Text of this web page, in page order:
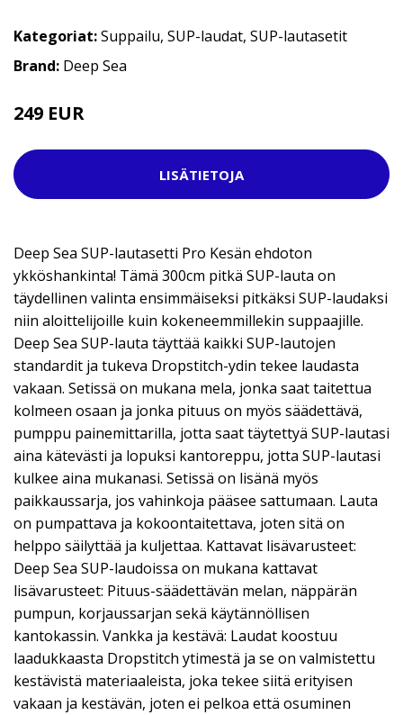
Kategoriat:Suppailu, SUP-laudat, SUP-lautasetit
Brand: Deep Sea
249 EUR
LISÄTIETOJA
Deep Sea SUP-lautasetti Pro Kesän ehdoton
ykköshankinta! Tämä 300cm pitkä SUP-lauta on
täydellinen valinta ensimmäiseksi pitkäksi SUP-laudaksi
niin aloittelijoille kuin kokeneemmillekin suppaajille.
Deep Sea SUP-lauta täyttää kaikki SUP-lautojen
standardit ja tukeva Dropstitch-ydin tekee laudasta
vakaan. Setissä on mukana mela, jonka saat taitettua
kolmeen osaan ja jonka pituus on myös säädettävä,
pumppu painemittarilla, jotta saat täytettyä SUP-lautasi
aina kätevästi ja lopuksi kantoreppu, jotta SUP-lautasi
kulkee aina mukanasi. Setissä on lisänä myös
paikkaussarja, jos vahinkoja pääsee sattumaan. Lauta
on pumpattava ja kokoontaitettava, joten sitä on
helppo säilyttää ja kuljettaa. Kattavat lisävarusteet:
Deep Sea SUP-laudoissa on mukana kattavat
lisävarusteet: Pituus-säädettävän melan, näppärän
pumpun, korjaussarjan sekä käytännöllisen
kantokassin. Vankka ja kestävä: Laudat koostuu
laadukkaasta Dropstitch ytimestä ja se on valmistettu
kestävistä materiaaleista, joka tekee siitä erityisen
vakaan ja kestävän, joten ei pelkoa että osuminen